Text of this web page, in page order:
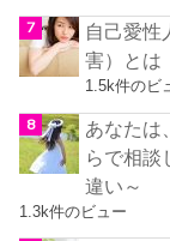
自己愛性
害）とは
1.5k件のビ
あなたは
らで相
違い～
1.3k件のビュー